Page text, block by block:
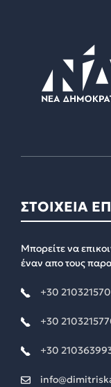
ΣΤΟΙΧΕΙΑ
Μπορείτε να
έναν απο τους
+30
+30
+30